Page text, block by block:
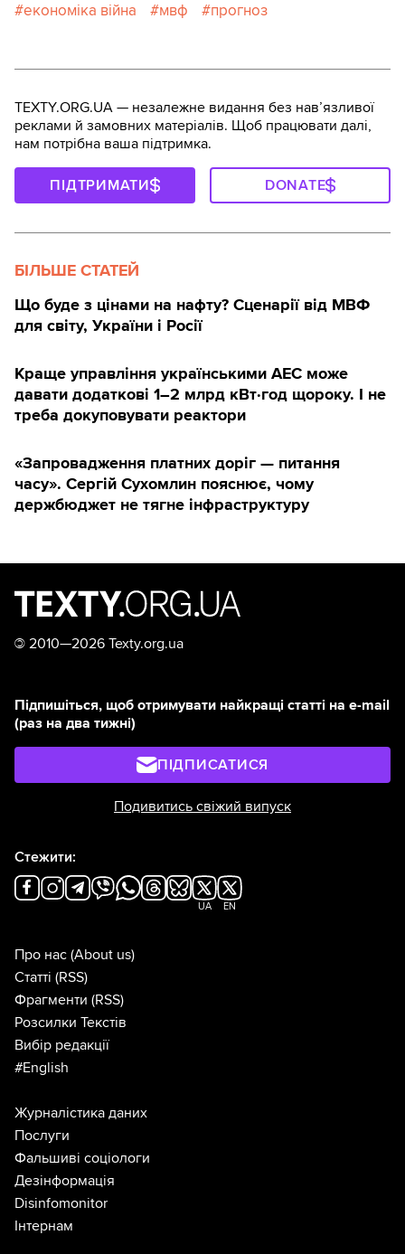
економіка війна мвф прогноз
TEXTY.ORG.UA — незалежне видання без навʼязливої
реклами й замовних матеріалів. Щоб працювати далі,
нам потрібна ваша підтримка.
ПІДТРИМАТИ DONATE
БІЛЬШЕ СТАТЕЙ
Що буде з цінами на нафту? Сценарії від МВФ
для світу, України і Росії
Краще управління українськими АЕС може
давати додаткові 1–2 млрд кВт·год щороку. І не
треба докуповувати реактори
«Запровадження платних доріг — питання
часу». Сергій Сухомлин пояснює, чому
держбюджет не тягне інфраструктуру
© 2010—2026 Texty.org.ua
Підпишіться, щоб отримувати найкращі статті на e-mail
(раз на два тижні)
ПІДПИСАТИСЯ
Подивитись свіжий випуск
Стежити:
UA EN
Про нас (About us)
Статті (RSS)
Фрагменти (RSS)
Розсилки Текстів
Вибір редакції
#English
Журналістика даних
Послуги
Фальшиві соціологи
Дезінформація
Disinfomonitor
Інтернам